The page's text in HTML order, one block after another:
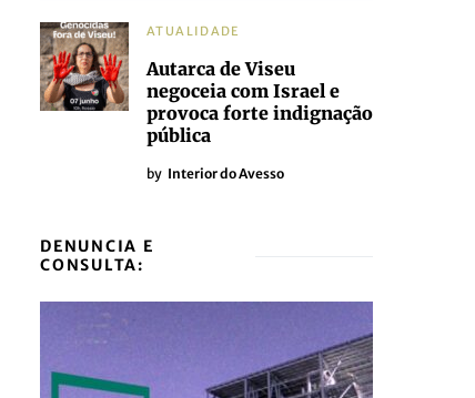
ATUALIDADE
Autarca de Viseu
negoceia com Israel e
provoca forte indignação
pública
by Interior do Avesso
DENUNCIA E
CONSULTA: